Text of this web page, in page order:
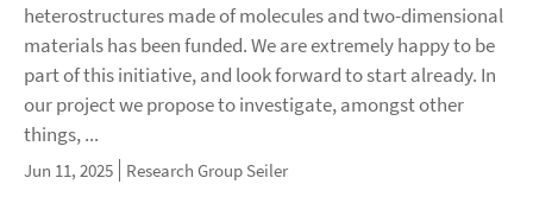
heterostructures made of molecules and two-dimensional
materials has been funded. We are extremely happy to be
part of this initiative, and look forward to start already. In
our project we propose to investigate, amongst other
things, ...
Jun 11, 2025 Research Group Seiler